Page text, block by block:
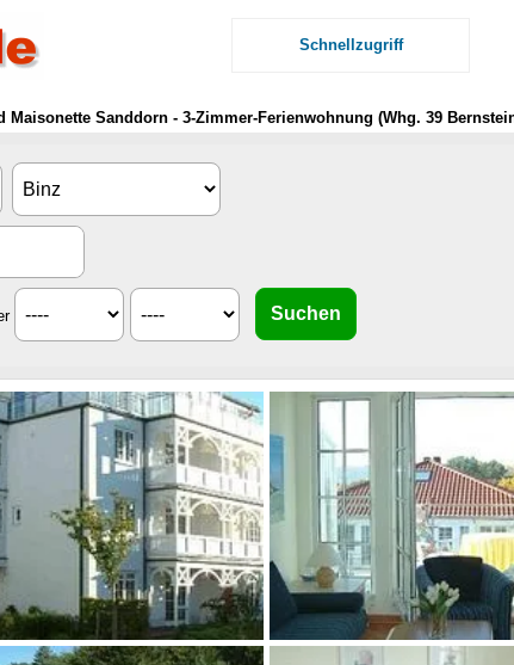
Schnellzugriff
Maisonette Sanddorn - 3-Zimmer-Ferienwohnung (Whg. 39